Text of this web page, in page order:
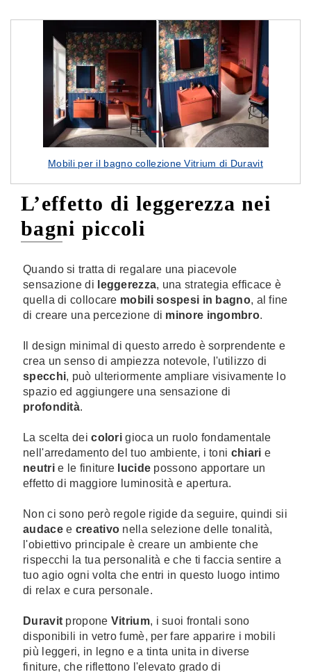
Mobili per il bagno collezione Vitrium di Duravit
L’effetto di leggerezza nei
bagni piccoli
Quando si tratta di regalare una piacevole
sensazione di leggerezza, una strategia efficace è
quella di collocare mobili sospesi in bagno, al fine
di creare una percezione di minore ingombro.
Il design minimal di questo arredo è sorprendente e
crea un senso di ampiezza notevole, l'utilizzo di
specchi, può ulteriormente ampliare visivamente lo
spazio ed aggiungere una sensazione di
profondità.
La scelta deicolori gioca un ruolo fondamentale
nell'arredamento del tuo ambiente, i toni chiari e
neutrie le finiture lucide possono apportare un
effetto di maggiore luminosità e apertura.
Non ci sono però regole rigide da seguire, quindi sii
audacee creativo nella selezione delle tonalità,
l'obiettivo principale è creare un ambiente che
rispecchi la tua personalità e che ti faccia sentire a
tuo agio ogni volta che entri in questo luogo intimo
di relax e cura personale.
Duravit propone Vitrium, i suoi frontali sono
disponibili in vetro fumè, per fare apparire i mobili
più leggeri, in legno e a tinta unita in diverse
finiture, che riflettono l'elevato grado di